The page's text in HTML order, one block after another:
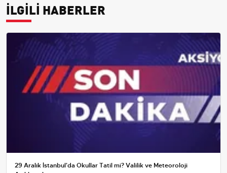
İLGİLİ HABERLER
29 Aralık İstanbul'da Okullar Tatil mi? Valilik ve Meteoroloji